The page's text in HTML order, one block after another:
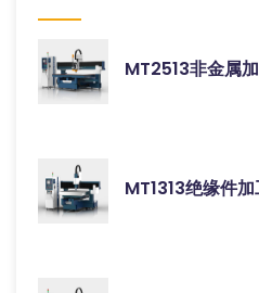
MT2513非金属
MT1313绝缘件